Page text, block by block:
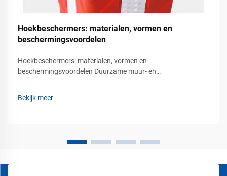
Hoekbeschermers: materialen, vormen en
beschermingsvoordelen
Hoekbeschermers: materialen, vormen en
beschermingsvoordelen Duurzame muur- en
voortdurend beweging van voertuigen, karren, heftrucks,
Bekijk meer